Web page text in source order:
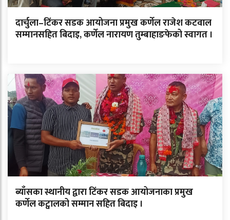
दार्चुला–टिंकर सडक आयोजना प्रमुख कर्णेल राजेश कटवाल
सम्मानसहित बिदाइ, कर्णेल नारायण तुम्बाहाङफेको स्वागत ।
ब्याँसका स्थानीय द्वारा टिंकर सडक आयोजनाका प्रमुख
कर्णेल कट्वालको सम्मान सहित बिदाइ ।